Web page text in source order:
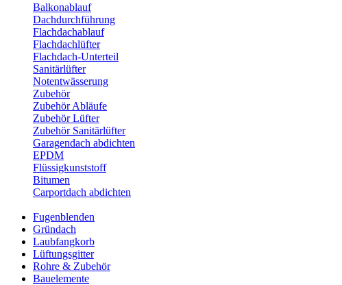
Balkonablauf
Dachdurchführung
Flachdachablauf
Flachdachlüfter
Flachdach-Unterteil
Sanitärlüfter
Notentwässerung
Zubehör
Zubehör Abläufe
Zubehör Lüfter
Zubehör Sanitärlüfter
Garagendach abdichten
EPDM
Flüssigkunststoff
Bitumen
Carportdach abdichten
Fugenblenden
Gründach
Laubfangkorb
Lüftungsgitter
Rohre & Zubehör
Bauelemente